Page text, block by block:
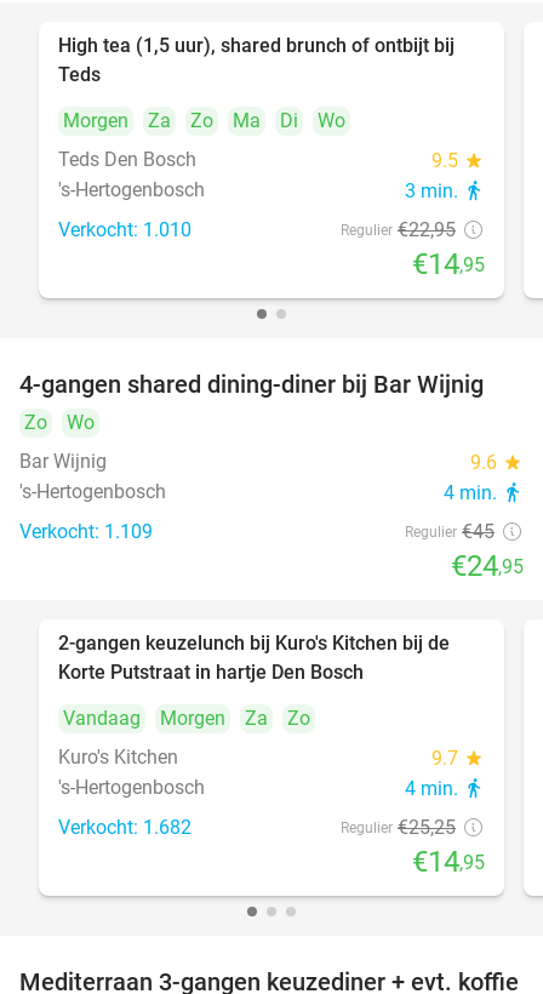
35%
High tea (1,5 uur), shared brunch of ontbijt bij
Teds
Morgen
Za Zo Ma Di
Wo
Teds Den Bosch
9.5 star
's-Hertogenbosch 3 min. directions_walk
Verkocht: 1.010 Regulier €22,95
€14,95
45%
4-gangen shared dining-diner bij Bar Wijnig
Zo
Wo
Bar Wijnig
9.6 star
's-Hertogenbosch 4 min. directions_walk
Verkocht: 1.109 Regulier €45
€24,95
2-gangen keuzelunch bij Kuro's Kitchen bij de
Korte Putstraat in hartje Den Bosch
Vandaag
Morgen Za
Zo
Kuro's Kitchen
9.7 star
's-Hertogenbosch 4 min. directions_walk
Verkocht: 1.682 Regulier €25,25
€14,95
Mediterraan 3-gangen keuzediner + evt. koffie